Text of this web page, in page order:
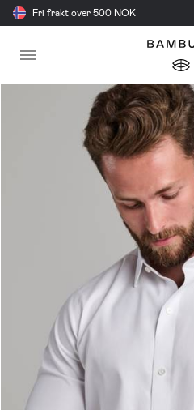
Fri frakt over 500 NOK